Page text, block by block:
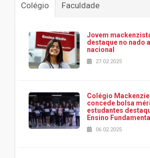
Colégio Faculdade
Jovem
destaque no nado
nacional
27.02.2025
Colégio
concede bolsa
estudantes
Ensino
06.02.2025